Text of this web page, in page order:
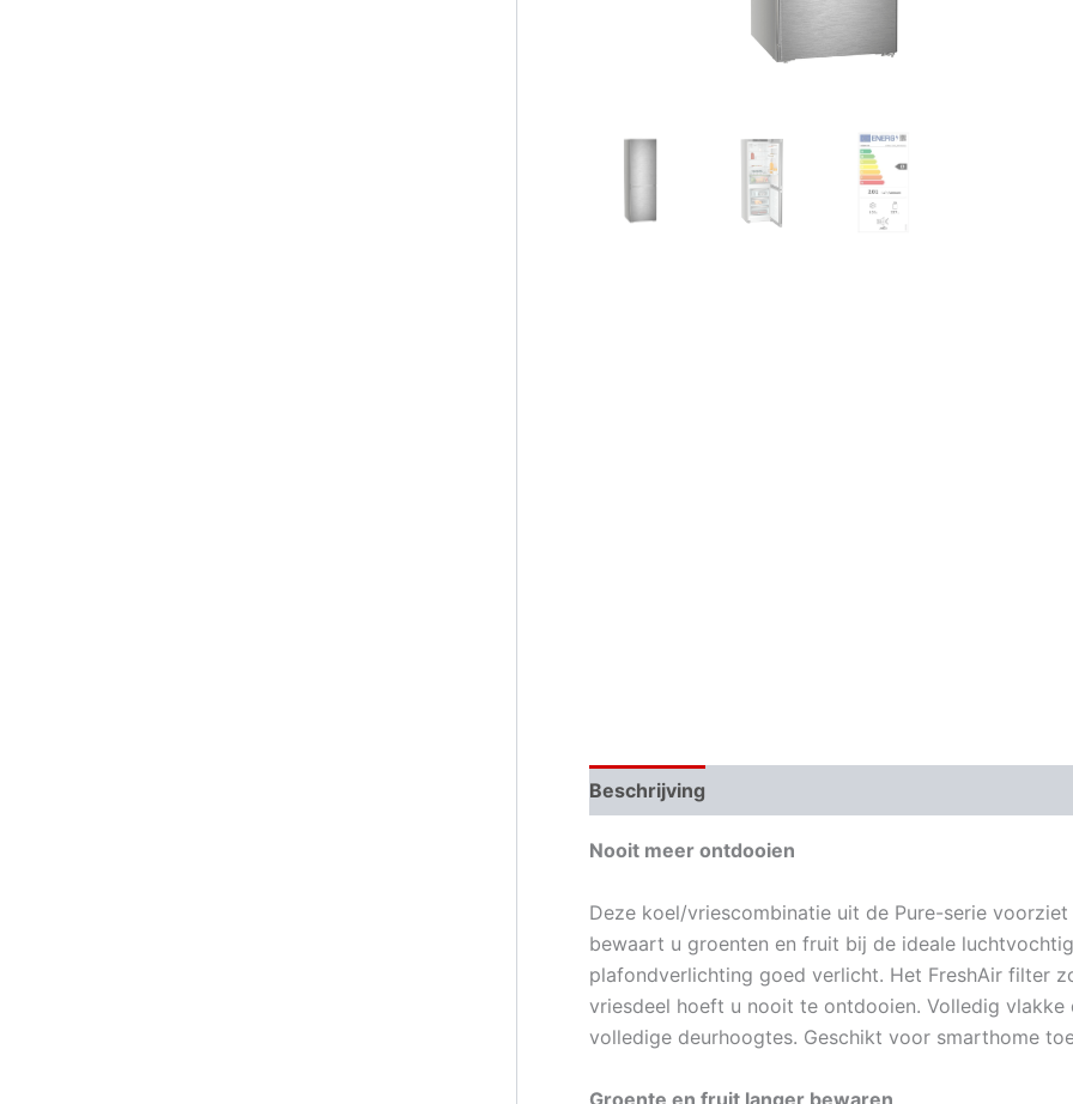
Beschrijving
Nooit meer ontdooien
Deze koel/vriescombinatie uit de Pure-serie
bewaart u groenten en fruit bij de ideale
plafondverlichting goed verlicht. Het FreshAir filter
vriesdeel hoeft u nooit te ontdooien. Volledig
volledige deurhoogtes. Geschikt voor smarthome
Groente en fruit langer bewaren